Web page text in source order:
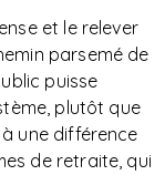
et le relever
parsemé de
puisse
plutôt que
une différence
de retraite, qui